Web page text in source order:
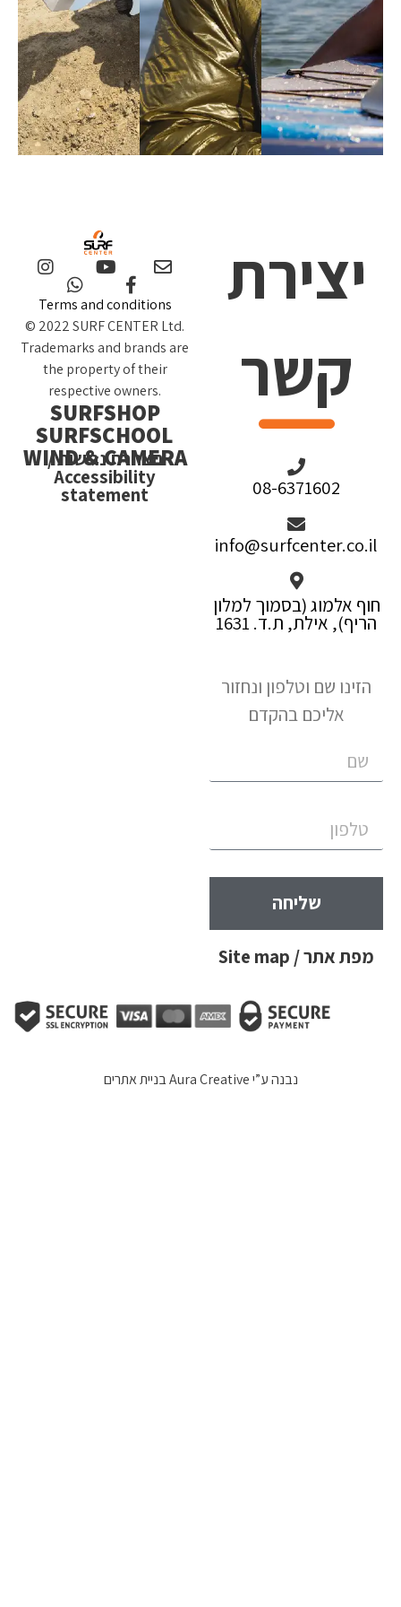
יצירת
קשר
08-6371602
info@surfcenter.co.il
חוף אלמוג (בסמוך למלון
הריף), אילת, ת.ד. 1631
הזינו שם וטלפון ונחזור
אליכם בהקדם
שליחה
מפת אתר / Site map
Terms and conditions
© 2022 SURF CENTER Ltd.
Trademarks and brands are
the property of their
respective owners.
SURFSHOP
SURFSCHOOL
WIND & CAMERA
הצהרת נגישות /
Accessibility
statement
נבנה ע”יAura Creative בניית אתרים